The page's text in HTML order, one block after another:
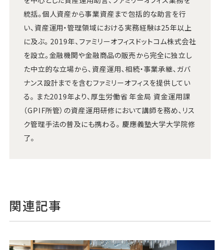
統括。個人資産から事業資産まで包括的な助言を行
い、資産運用・管理領域における実務経験は25年以上
に及ぶ。 2019年、ファミリーオフィスドットコム株式会社
を設立。金融機関や金融商品の販売から完全に独立し
た中立的な立場から、資産運用、相続・事業承継、ガバ
ナンス設計までを含むファミリーオフィスを提供してい
る。 また2019年より、厚生労働省 年金局 資金運用課
（GPIF所管）の資産運用研修において講師を務め、リス
ク管理手法の普及にも携わる。 慶應義塾大学大学院修
了。
関連記事